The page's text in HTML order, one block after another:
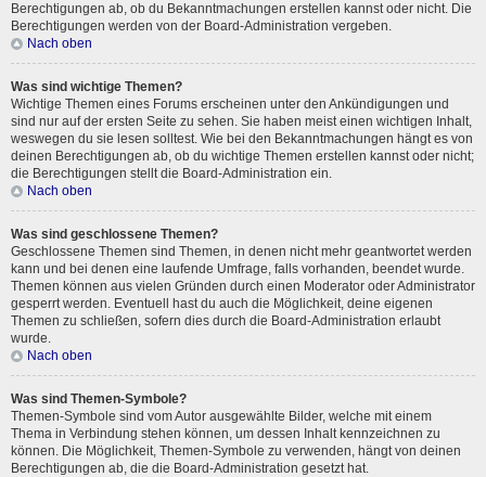
Berechtigungen ab, ob du Bekanntmachungen erstellen kannst oder nicht. Die
Berechtigungen werden von der Board-Administration vergeben.
Nach oben
Was sind wichtige Themen?
Wichtige Themen eines Forums erscheinen unter den Ankündigungen und
sind nur auf der ersten Seite zu sehen. Sie haben meist einen wichtigen Inhalt,
weswegen du sie lesen solltest. Wie bei den Bekanntmachungen hängt es von
deinen Berechtigungen ab, ob du wichtige Themen erstellen kannst oder nicht;
die Berechtigungen stellt die Board-Administration ein.
Nach oben
Was sind geschlossene Themen?
Geschlossene Themen sind Themen, in denen nicht mehr geantwortet werden
kann und bei denen eine laufende Umfrage, falls vorhanden, beendet wurde.
Themen können aus vielen Gründen durch einen Moderator oder Administrator
gesperrt werden. Eventuell hast du auch die Möglichkeit, deine eigenen
Themen zu schließen, sofern dies durch die Board-Administration erlaubt
wurde.
Nach oben
Was sind Themen-Symbole?
Themen-Symbole sind vom Autor ausgewählte Bilder, welche mit einem
Thema in Verbindung stehen können, um dessen Inhalt kennzeichnen zu
können. Die Möglichkeit, Themen-Symbole zu verwenden, hängt von deinen
Berechtigungen ab, die die Board-Administration gesetzt hat.